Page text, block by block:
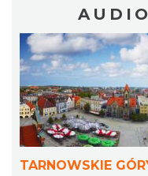
TARNOWSKIE